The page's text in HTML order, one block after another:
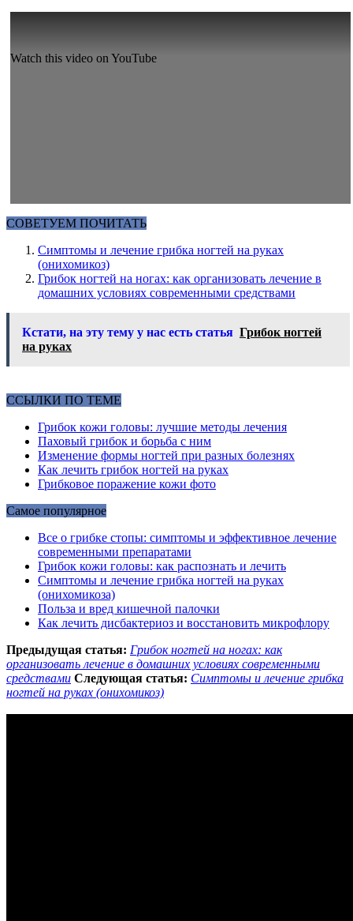
Watch this video on YouTube
СОВЕТУЕМ ПОЧИТАТЬ
Симптомы и лечение грибка ногтей на руках
(онихомикоз)
Грибок ногтей на ногах: как организовать лечение в
домашних условиях современными средствами
Кстати, на эту тему у нас есть статья Грибок ногтей
на руках
ССЫЛКИ ПО ТЕМЕ
Грибок кожи головы: лучшие методы лечения
Паховый грибок и борьба с ним
Изменение формы ногтей при разных болезнях
Как лечить грибок ногтей на руках
Грибковое поражение кожи фото
Самое популярное
Все о грибке стопы: симптомы и эффективное лечение
современными препаратами
Грибок кожи головы: как распознать и лечить
Симптомы и лечение грибка ногтей на руках
(онихомикоза)
Польза и вред кишечной палочки
Как лечить дисбактериоз и восстановить микрофлору
Предыдущая статья: Грибок ногтей на ногах: как
организовать лечение в домашних условиях современными
средствами Следующая статья: Симптомы и лечение грибка
ногтей на руках (онихомикоз)